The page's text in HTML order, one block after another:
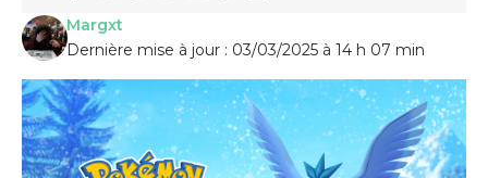
Dernière mise à jour : 03/03/2025 à 14 h 07 min
Margxt